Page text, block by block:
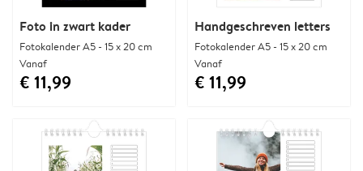
Foto in zwart kader
Fotokalender A5 - 15 x 20 cm
Vanaf
€ 11,99
Handgeschreven letters
Fotokalender A5 - 15 x 20 cm
Vanaf
€ 11,99